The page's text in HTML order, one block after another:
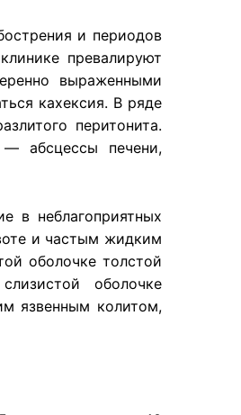
и периодов
превалируют
выраженными
кахексия. В ряде
перитонита.
абсцессы печени,
в неблагоприятных
и частым жидким
оболочке толстой
оболочке
язвенным колитом,